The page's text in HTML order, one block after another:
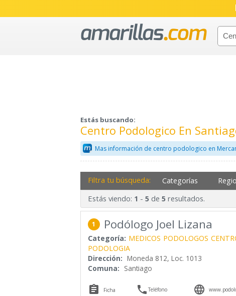
Estás buscando:
Centro Podologico En
Mas información de centro podologico en
Filtra tu búsqueda: Categorías
Estás viendo: 1 - 5 de 5 resultados.
1 Podólogo Joel Lizana
Categoría: MEDICOS PODOLOGOS
PODOLOGIA
Dirección: Moneda 812, Loc. 1013
Comuna: Santiago
 Ficha Teléfono 